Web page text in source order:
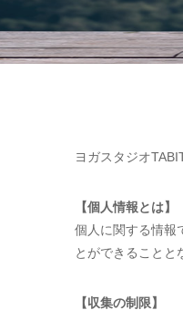
ヨガスタジオ
【個人情報とは】
個人に関する情報
とができることと
【収集の制限】